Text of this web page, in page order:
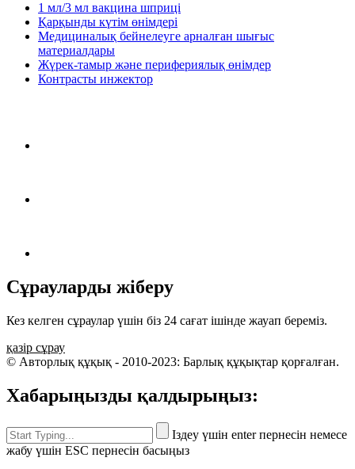
1 мл/3 мл вакцина шприці
Қарқынды күтім өнімдері
Медициналық бейнелеуге арналған шығыс
материалдары
Жүрек-тамыр және перифериялық өнімдер
Контрасты инжектор
Сұрауларды жіберу
Кез келген сұраулар үшін біз 24 сағат ішінде жауап береміз.
қазір сұрау
© Авторлық құқық - 2010-2023: Барлық құқықтар қорғалған.
Хабарыңызды қалдырыңыз:
Іздеу үшін enter пернесін немесе
жабу үшін ESC пернесін басыңыз